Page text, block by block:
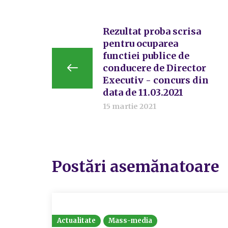
Rezultat proba scrisa
pentru ocuparea
functiei publice de
conducere de Director
Executiv - concurs din
data de 11.03.2021
15 martie 2021
Postări asemănatoare
Actualitate Mass-media